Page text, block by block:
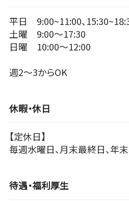
平日 9:00~11:00、
土曜 9:00～17:30
日曜 10:00～12:00
週2～3からOK
休暇・休日
【定休日】
毎週水曜日、月末最終日、年
待遇・福利厚生